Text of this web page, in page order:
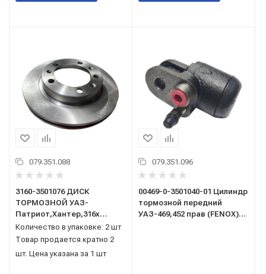
079.351.088
3160-3501076 ДИСК
ТОРМОЗНОЙ УАЗ-
Патриот,Хантер,316х
передний/FENOX/
Количество в упаковке: 2 шт
Товар продается кратно 2
шт. Цена указана за 1 шт
079.351.096
00469-0-3501040-01 Цилиндр
тормозной передний
УАЗ-469,452 прав (FENOX)